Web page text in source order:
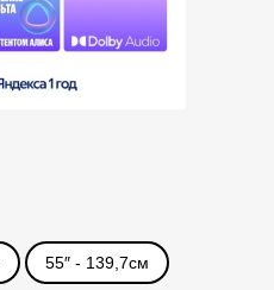
55″ - 139,7см